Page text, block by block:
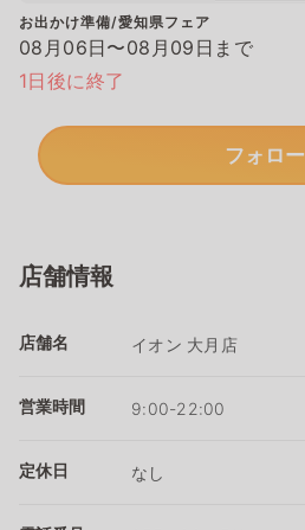
お出かけ準備/愛知県フェア
08月06日〜08月09日まで
1日後に終了
フォロー
店舗情報
店舗名 イオン 大月店
営業時間 9:00-22:00
定休日 なし